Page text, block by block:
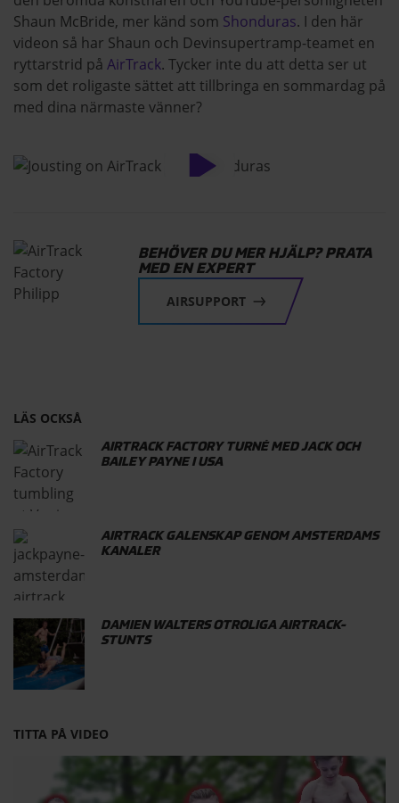
Shaun McBride, mer känd som Shonduras. I den här
videon så har Shaun och Devinsupertramp-teamet en
ryttarstrid på AirTrack. Tycker inte du att detta ser ut
som det roligaste sättet att tillbringa en sommardag på
med dina närmaste vänner?
BEHÖVER DU MER HJÄLP? PRATA
MED EN EXPERT
AIRSUPPORT
LÄS OCKSÅ
AIRTRACK FACTORY TURNÉ MED JACK OCH
BAILEY PAYNE I USA
AIRTRACK GALENSKAP GENOM AMSTERDAMS
KANALER
DAMIEN WALTERS OTROLIGA AIRTRACK-
STUNTS
TITTA PÅ VIDEO